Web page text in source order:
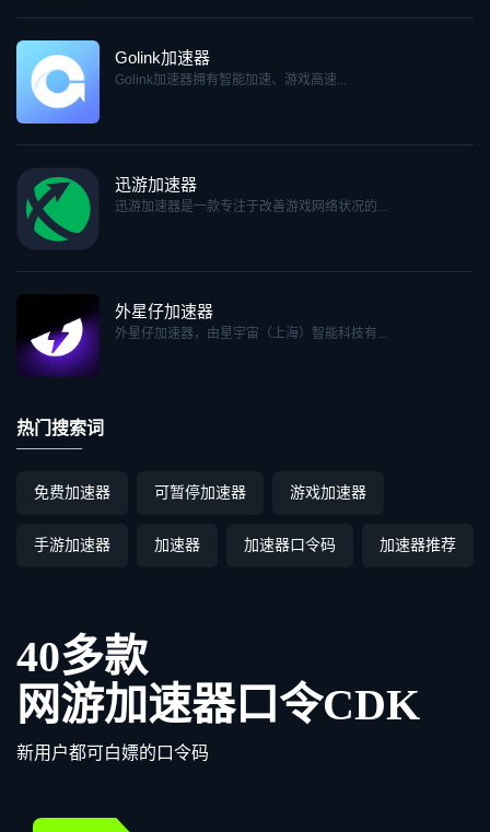
Golink加速器
Golink加速器拥有智能加速、游戏高速...
迅游加速器
迅游加速器是一款专注于改善游戏网络状况的...
外星仔加速器
外星仔加速器，由星宇宙（上海）智能科技有...
热门搜索词
免费加速器 可暂停加速器 游戏加速器
手游加速器 加速器 加速器口令码 加速器推荐
40多款
网游加速器口令CDK
新用户都可白嫖的口令码